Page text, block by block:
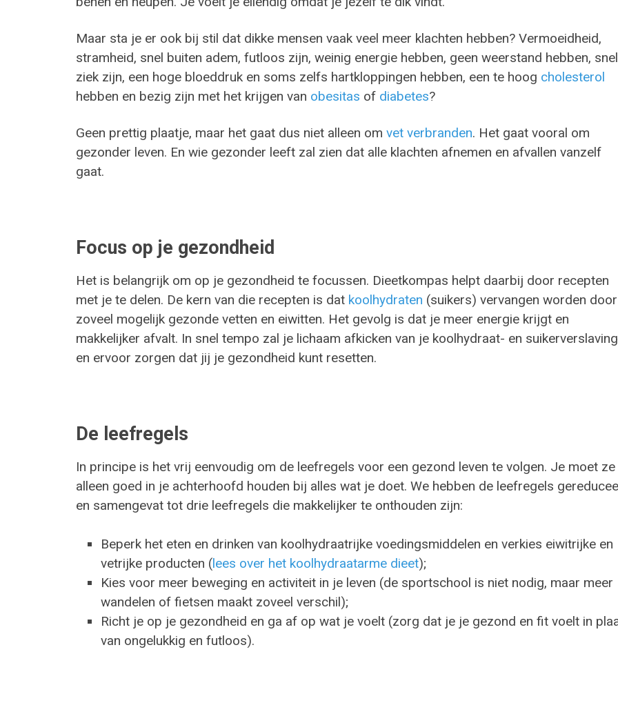
Maar sta je er ook bij stil dat dikke mensen vaak veel meer klachten hebben? Vermoeidheid,
stramheid, snel buiten adem, futloos zijn, weinig energie hebben, geen weerstand hebben, snel
ziek zijn, een hoge bloeddruk en soms zelfs hartkloppingen hebben, een te hoog cholesterol
hebben en bezig zijn met het krijgen van obesitas of diabetes?
Geen prettig plaatje, maar het gaat dus niet alleen om vet verbranden. Het gaat vooral om
gezonder leven. En wie gezonder leeft zal zien dat alle klachten afnemen en afvallen vanzelf
gaat.
Focus op je gezondheid
Het is belangrijk om op je gezondheid te focussen. Dieetkompas helpt daarbij door recepten
met je te delen. De kern van die recepten is dat koolhydraten (suikers) vervangen worden door
zoveel mogelijk gezonde vetten en eiwitten. Het gevolg is dat je meer energie krijgt en
makkelijker afvalt. In snel tempo zal je lichaam afkicken van je koolhydraat- en suikerverslaving
en ervoor zorgen dat jij je gezondheid kunt resetten.
De leefregels
In principe is het vrij eenvoudig om de leefregels voor een gezond leven te volgen. Je moet ze
alleen goed in je achterhoofd houden bij alles wat je doet. We hebben de leefregels
en samengevat tot drie leefregels die makkelijker te onthouden zijn:
Beperk het eten en drinken van koolhydraatrijke voedingsmiddelen en verkies eiwitrijke en
vetrijke producten (lees over het koolhydraatarme dieet);
Kies voor meer beweging en activiteit in je leven (de sportschool is niet nodig, maar meer
wandelen of fietsen maakt zoveel verschil);
Richt je op je gezondheid en ga af op wat je voelt (zorg dat je je gezond en fit voelt in
van ongelukkig en futloos).